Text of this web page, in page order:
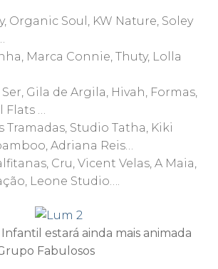
Organic Soul, KW Nature, Soley
Marca Connie, Thuty, Lolla
Gila de Argila, Hivah, Formas,
Flats …
Tramadas, Studio Tatha, Kiki
Adriana Reis…
Cru, Vicent Velas, A Maia,
Leone Studio….
estará ainda mais animada
Fabulosos